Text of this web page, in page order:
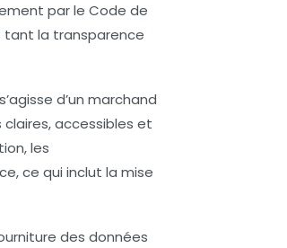
par le Code de
tant la transparence
d’un marchand
accessibles et
les
ce qui inclut la mise
des données